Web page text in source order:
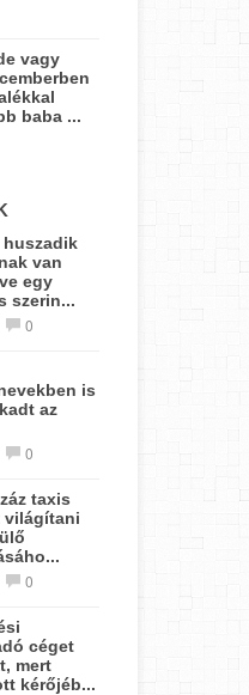
vagy
baba ...
huszadik
van
egy
szerin...
0
is
az
0
taxis
világítani
0
céget
mert
kérőjéb...